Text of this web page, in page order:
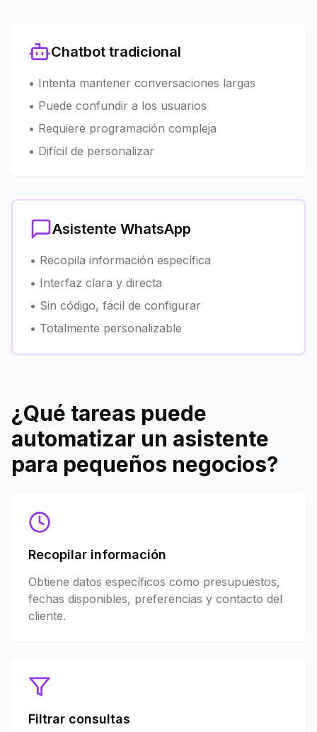
Chatbot tradicional
• Intenta mantener conversaciones largas
• Puede confundir a los usuarios
• Requiere programación compleja
• Difícil de personalizar
Asistente WhatsApp
• Recopila información específica
• Interfaz clara y directa
• Sin código, fácil de configurar
• Totalmente personalizable
¿Qué tareas puede
automatizar un asistente
para pequeños negocios?
Recopilar información
Obtiene datos específicos como presupuestos,
fechas disponibles, preferencias y contacto del
cliente.
Filtrar consultas